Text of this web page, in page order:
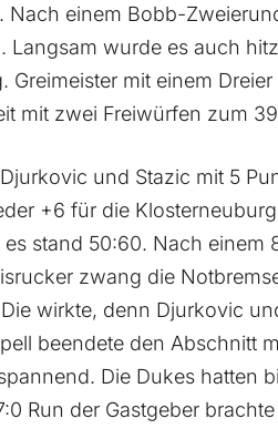
einem Bobb-
wurde es auch
mit einem
mit zwei Freiwürfen zum
und Stazic mit 5
+6 für die
stand 50:60. Nach einem
zwang die
wirkte, denn Djurkovic
beendete den Abschnitt
Die Dukes hatten
Run der Gastgeber